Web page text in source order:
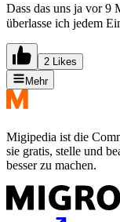
Dass das uns ja vor 9
überlasse ich jedem
2 Likes
Mehr
Migipedia ist die
sie gratis, stelle und
besser zu machen.